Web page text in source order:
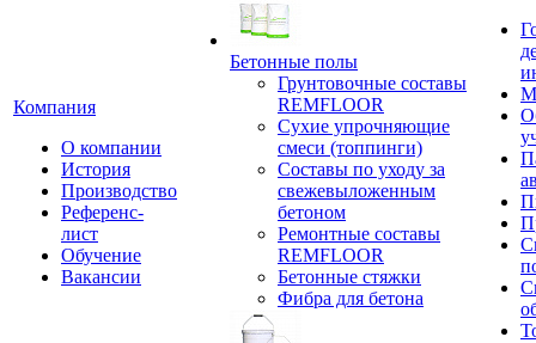
Компания
О компании
История
Производство
Референс-
лист
Обучение
Вакансии
Бетонные полы
Грунтовочные составы
REMFLOOR
Сухие упрочняющие
смеси (топпинги)
Составы по уходу за
свежевыложенным
бетоном
Ремонтные составы
REMFLOOR
Бетонные стяжки
Фибра для бетона